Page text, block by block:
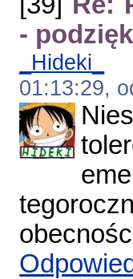
-
_Hideki_
01:13:29,